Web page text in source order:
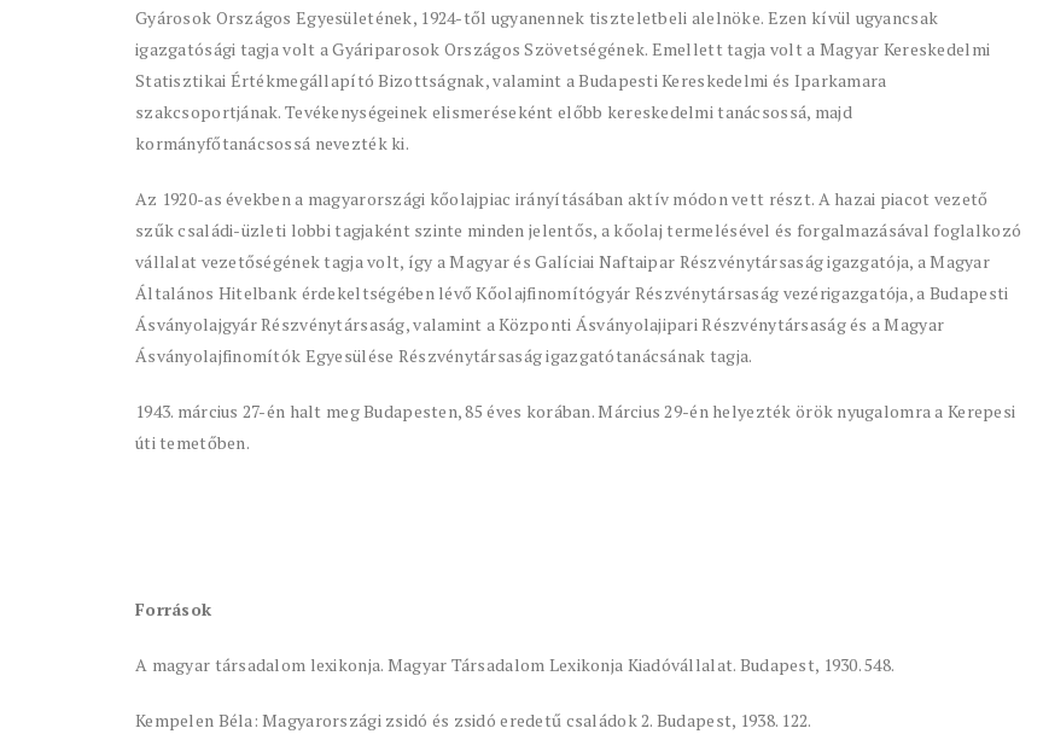
Gyárosok Országos Egyesületének, 1924-től ugyanennek tiszteletbeli alelnöke. Ezen kívül ugyancsak
igazgatósági tagja volt a Gyáriparosok Országos Szövetségének. Emellett tagja volt a Magyar Kereskedelmi
Statisztikai Értékmegállapító Bizottságnak, valamint a Budapesti Kereskedelmi és Iparkamara
szakcsoportjának. Tevékenységeinek elismeréseként előbb kereskedelmi tanácsossá, majd
kormányfőtanácsossá nevezték ki.
Az 1920-as években a magyarországi kőolajpiac irányításában aktív módon vett részt. A hazai piacot vezető
szűk családi-üzleti lobbi tagjaként szinte minden jelentős, a kőolaj termelésével és forgalmazásával foglalkozó
vállalat vezetőségének tagja volt, így a Magyar és Galíciai Naftaipar Részvénytársaság igazgatója, a Magyar
Általános Hitelbank érdekeltségében lévő Kőolajfinomítógyár Részvénytársaság vezérigazgatója, a Budapesti
Ásványolajgyár Részvénytársaság, valamint a Központi Ásványolajipari Részvénytársaság és a Magyar
Ásványolajfinomítók Egyesülése Részvénytársaság igazgatótanácsának tagja.
1943. március 27-én halt meg Budapesten, 85 éves korában. Március 29-én helyezték örök nyugalomra a Kerepesi
úti temetőben.
Források
A magyar társadalom lexikonja. Magyar Társadalom Lexikonja Kiadóvállalat. Budapest, 1930. 548.
Kempelen Béla: Magyarországi zsidó és zsidó eredetű családok 2. Budapest, 1938. 122.